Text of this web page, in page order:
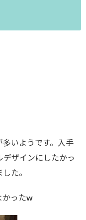
いようです。入手
デザインにしたかっ
た。
かったw